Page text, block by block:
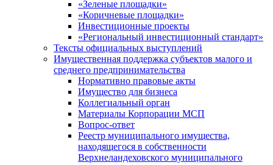
«Зеленые площадки»
«Коричневые площадки»
Инвестиционные проекты
«Региональный инвестиционный стандарт»
Тексты официальных выступлений
Имущественная поддержка субъектов малого и
среднего предпринимательства
Нормативно правовые акты
Имущество для бизнеса
Коллегиальный орган
Материалы Корпорации МСП
Вопрос-ответ
Реестр муниципального имущества,
находящегося в собственности
Верхнеландеховского муниципального